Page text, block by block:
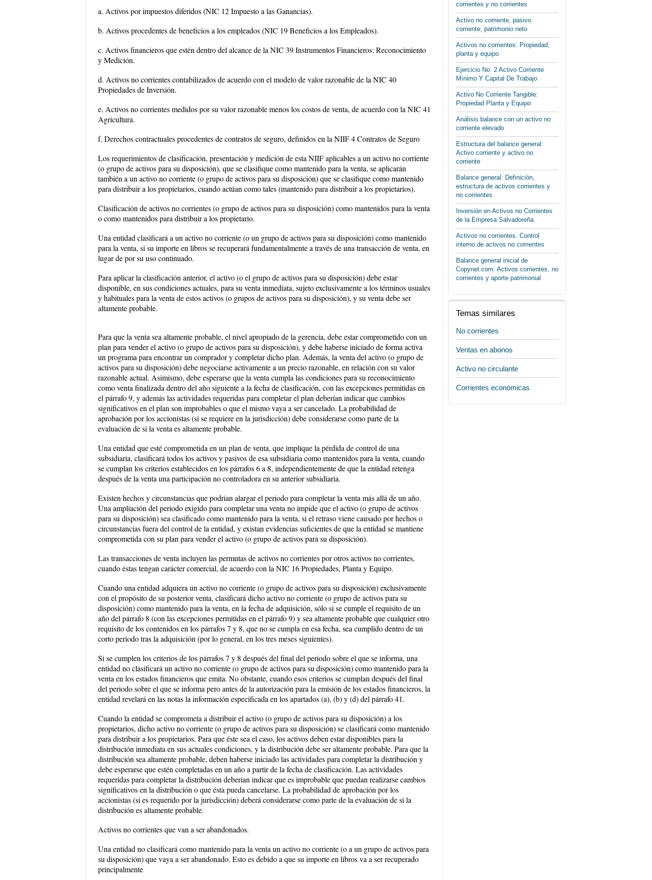
a. Activos por impuestos diferidos (NIC 12 Impuesto a las Ganancias).
b. Activos procedentes de beneficios a los empleados (NIC 19 Beneficios a los Empleados).
c. Activos financieros que estén dentro del alcance de la NIC 39 Instrumentos Financieros: Reconocimiento
y Medición.
d. Activos no corrientes contabilizados de acuerdo con el modelo de valor razonable de la NIC 40
Propiedades de Inversión.
e. Activos no corrientes medidos por su valor razonable menos los costos de venta, de acuerdo con la NIC 41
Agricultura.
f. Derechos contractuales procedentes de contratos de seguro, definidos en la NIIF 4 Contratos de Seguro
Los requerimientos de clasificación, presentación y medición de esta NIIF aplicables a un activo no corriente
(o grupo de activos para su disposición), que se clasifique como mantenido para la venta, se aplicarán
también a un activo no corriente (o grupo de activos para su disposición) que se clasifique como mantenido
para distribuir a los propietarios, cuando actúan como tales (mantenido para distribuir a los propietarios).
Clasificación de activos no corrientes (o grupo de activos para su disposición) como mantenidos para la venta
o como mantenidos para distribuir a los propietario.
Una entidad clasificará a un activo no corriente (o un grupo de activos para su disposición) como mantenido
para la venta, si su importe en libros se recuperará fundamentalmente a través de una transacción de venta, en
lugar de por su uso continuado.
Para aplicar la clasificación anterior, el activo (o el grupo de activos para su disposición) debe estar
disponible, en sus condiciones actuales, para su venta inmediata, sujeto exclusivamente a los términos usuales
y habituales para la venta de estos activos (o grupos de activos para su disposición), y su venta debe ser
altamente probable.
Para que la venta sea altamente probable, el nivel apropiado de la gerencia, debe estar comprometido con un
plan para vender el activo (o grupo de activos para su disposición), y debe haberse iniciado de forma activa
un programa para encontrar un comprador y completar dicho plan. Además, la venta del activo (o grupo de
activos para su disposición) debe negociarse activamente a un precio razonable, en relación con su valor
razonable actual. Asimismo, debe esperarse que la venta cumpla las condiciones para su reconocimiento
como venta finalizada dentro del año siguiente a la fecha de clasificación, con las excepciones permitidas en
el párrafo 9, y además las actividades requeridas para completar el plan deberían indicar que cambios
significativos en el plan son improbables o que el mismo vaya a ser cancelado. La probabilidad de
aprobación por los accionistas (si se requiere en la jurisdicción) debe considerarse como parte de la
evaluación de si la venta es altamente probable.
Una entidad que esté comprometida en un plan de venta, que implique la pérdida de control de una
subsidiaria, clasificará todos los activos y pasivos de esa subsidiaria como mantenidos para la venta, cuando
se cumplan los criterios establecidos en los párrafos 6 a 8, independientemente de que la entidad retenga
después de la venta una participación no controladora en su anterior subsidiaria.
Existen hechos y circunstancias que podrían alargar el periodo para completar la venta más allá de un año.
Una ampliación del periodo exigido para completar una venta no impide que el activo (o grupo de activos
para su disposición) sea clasificado como mantenido para la venta, si el retraso viene causado por hechos o
circunstancias fuera del control de la entidad, y existan evidencias suficientes de que la entidad se mantiene
comprometida con su plan para vender el activo (o grupo de activos para su disposición).
Las transacciones de venta incluyen las permutas de activos no corrientes por otros activos no corrientes,
cuando éstas tengan carácter comercial, de acuerdo con la NIC 16 Propiedades, Planta y Equipo.
Cuando una entidad adquiera un activo no corriente (o grupo de activos para su disposición) exclusivamente
con el propósito de su posterior venta, clasificará dicho activo no corriente (o grupo de activos para su
disposición) como mantenido para la venta, en la fecha de adquisición, sólo si se cumple el requisito de un
año del párrafo 8 (con las excepciones permitidas en el párrafo 9) y sea altamente probable que cualquier otro
requisito de los contenidos en los párrafos 7 y 8, que no se cumpla en esa fecha, sea cumplido dentro de un
corto periodo tras la adquisición (por lo general, en los tres meses siguientes).
Si se cumplen los criterios de los párrafos 7 y 8 después del final del periodo sobre el que se informa, una
entidad no clasificará un activo no corriente (o grupo de activos para su disposición) como mantenido para la
venta en los estados financieros que emita. No obstante, cuando esos criterios se cumplan después del final
del periodo sobre el que se informa pero antes de la autorización para la emisión de los estados financieros, la
entidad revelará en las notas la información especificada en los apartados (a), (b) y (d) del párrafo 41.
Cuando la entidad se comprometa a distribuir el activo (o grupo de activos para su disposición) a los
propietarios, dicho activo no corriente (o grupo de activos para su disposición) se clasificará como mantenido
para distribuir a los propietarios. Para que éste sea el caso, los activos deben estar disponibles para la
distribución inmediata en sus actuales condiciones, y la distribución debe ser altamente probable. Para que la
distribución sea altamente probable, deben haberse iniciado las actividades para completar la distribución y
debe esperarse que estén completadas en un año a partir de la fecha de clasificación. Las actividades
requeridas para completar la distribución deberían indicar que es improbable que puedan realizarse cambios
significativos en la distribución o que ésta pueda cancelarse. La probabilidad de aprobación por los
accionistas (si es requerido por la jurisdicción) deberá considerarse como parte de la evaluación de si la
distribución es altamente probable.
Activos no corrientes que van a ser abandonados.
Una entidad no clasificará como mantenido para la venta un activo no corriente (o a un grupo de activos para
su disposición) que vaya a ser abandonado. Esto es debido a que su importe en libros va a ser recuperado
principalmente
corrientes y no corrientes
Activo no corriente, pasivo
corriente, patrimonio neto
Activos no corrientes: Propiedad,
planta y equipo
Ejercicio No. 2 Activo Corriente
Mínimo Y Capital De Trabajo
Activo No Corriente Tangible:
Propiedad Planta y Equipo
Análisis balance con un activo no
corriente elevado
Estructura del balance general:
Activo corriente y activo no
corriente
Balance general: Definición,
estructura de activos corrientes y
no corrientes
Inversión en Activos no Corrientes
de la Empresa Salvadoreña
Activos no corrientes. Control
interno de activos no corrientes
Balance general inicial de
Copynet.com: Activos corrientes, no
corrientes y aporte patrimonial
Temas similares
No corrientes
Ventas en abonos
Activo no circulante
Corrientes económicas